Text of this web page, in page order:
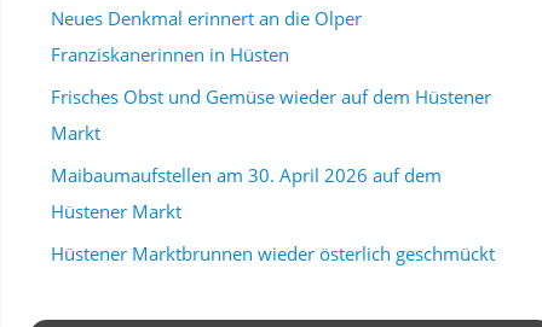
Neues Denkmal erinnert an die Olper
Franziskanerinnen in Hüsten
Frisches Obst und Gemüse wieder auf dem Hüstener
Markt
Maibaumaufstellen am 30. April 2026 auf dem
Hüstener Markt
Hüstener Marktbrunnen wieder österlich geschmückt